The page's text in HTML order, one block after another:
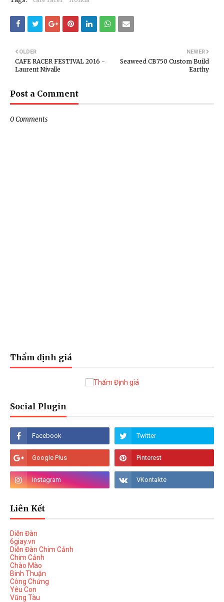
NEWER
Seaweed CB750 Custom Build
Earthy
OLDER
CAFE RACER FESTIVAL 2016 -
Laurent Nivalle
Post a Comment
0 Comments
Thẩm định giá
Social Plugin
Liên Kết
Diễn Đàn
6giay.vn
Diễn Đàn Chim Cảnh
Chim Cảnh
Chào Mào
Binh Thuận
Công Chứng
Yêu Con
Vũng Tàu